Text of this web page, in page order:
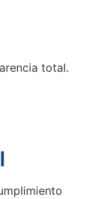
total.